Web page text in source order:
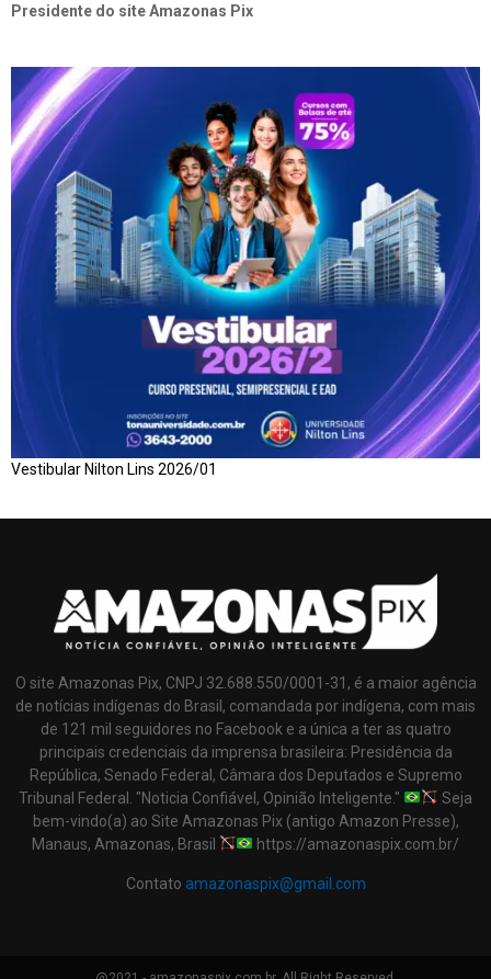
Presidente do site Amazonas Pix
Vestibular Nilton Lins 2026/01
O site Amazonas Pix, CNPJ 32.688.550/0001-31, é a maior agência
de notícias indígenas do Brasil, comandada por indígena, com mais
de 121 mil seguidores no Facebook e a única a ter as quatro
principais credenciais da imprensa brasileira: Presidência da
República, Senado Federal, Câmara dos Deputados e Supremo
Tribunal Federal. "Noticia Confiável, Opinião Inteligente."
Seja
bem-vindo(a) ao Site Amazonas Pix (antigo Amazon Presse),
Manaus, Amazonas, Brasil
https://amazonaspix.com.br/
Contato amazonaspix@gmail.com